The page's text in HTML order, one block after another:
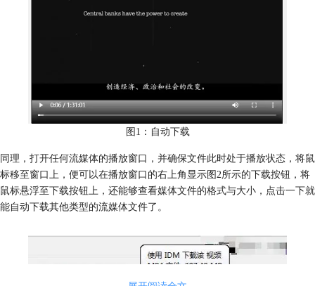
图1：自动下载
同理，打开任何流媒体的播放窗口，并确保文件此时处于播放状态，将鼠
标移至窗口上，便可以在播放窗口的右上角显示图2所示的下载按钮，将
鼠标悬浮至下载按钮上，还能够查看媒体文件的格式与大小，点击一下就
能自动下载其他类型的流媒体文件了。